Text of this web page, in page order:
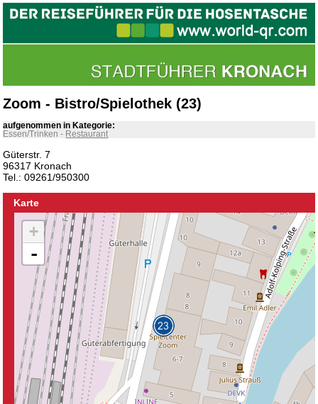
Zoom - Bistro/Spielothek (23)
aufgenommen in Kategorie:
Essen/Trinken - Restaurant
Güterstr. 7
96317 Kronach
Tel.: 09261/950300
Karte
+
-